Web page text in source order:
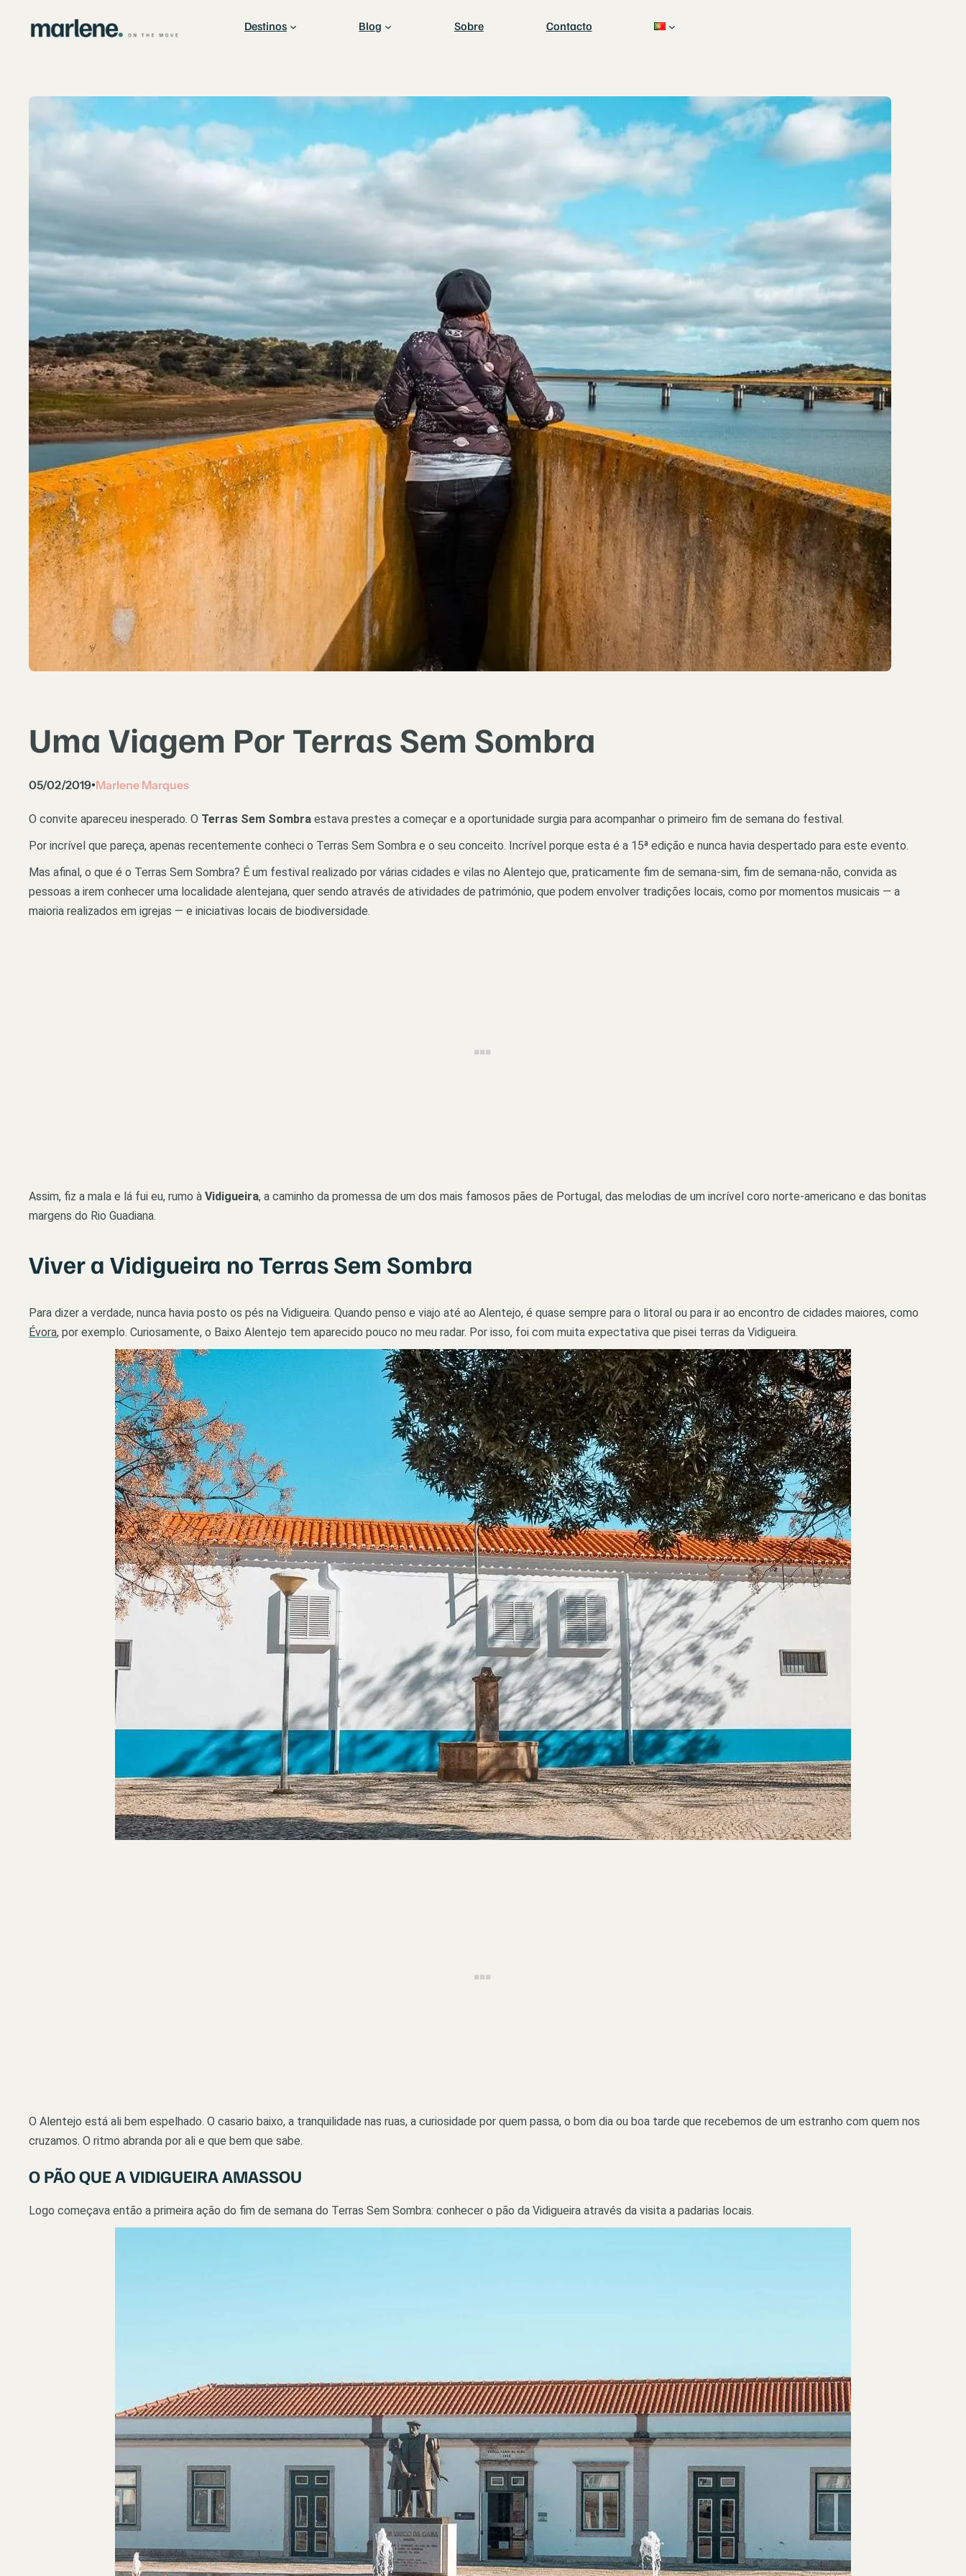
Destinos Blog Sobre Contacto
Uma Viagem Por Terras Sem Sombra
05/02/2019•Marlene Marques
O convite apareceu inesperado. O Terras Sem Sombra estava prestes a começar e a oportunidade surgia para acompanhar o primeiro fim de semana do festival.
Por incrível que pareça, apenas recentemente conheci o Terras Sem Sombra e o seu conceito. Incrível porque esta é a 15ª edição e nunca havia despertado para este evento.
Mas afinal, o que é o Terras Sem Sombra? É um festival realizado por várias cidades e vilas no Alentejo que, praticamente fim de semana-sim, fim de semana-não, convida as
pessoas a irem conhecer uma localidade alentejana, quer sendo através de atividades de património, que podem envolver tradições locais, como por momentos musicais — a
maioria realizados em igrejas — e iniciativas locais de biodiversidade.
Assim, fiz a mala e lá fui eu, rumo à Vidigueira, a caminho da promessa de um dos mais famosos pães de Portugal, das melodias de um incrível coro norte-americano e das bonitas
margens do Rio Guadiana.
Viver a Vidigueira no Terras Sem Sombra
Para dizer a verdade, nunca havia posto os pés na Vidigueira. Quando penso e viajo até ao Alentejo, é quase sempre para o litoral ou para ir ao encontro de cidades maiores, como
Évora, por exemplo. Curiosamente, o Baixo Alentejo tem aparecido pouco no meu radar. Por isso, foi com muita expectativa que pisei terras da Vidigueira.
O Alentejo está ali bem espelhado. O casario baixo, a tranquilidade nas ruas, a curiosidade por quem passa, o bom dia ou boa tarde que recebemos de um estranho com quem nos
cruzamos. O ritmo abranda por ali e que bem que sabe.
O PÃO QUE A VIDIGUEIRA AMASSOU
Logo começava então a primeira ação do fim de semana do Terras Sem Sombra: conhecer o pão da Vidigueira através da visita a padarias locais.